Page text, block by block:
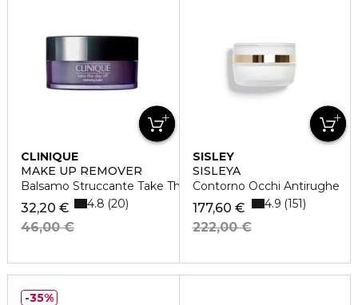
CLINIQUE
MAKE UP REMOVER
Balsamo Struccante Take The Day Off
32,20 €
46,00 €
4.8 20
SISLEY
SISLEYA
Contorno Occhi Antirughe
177,60 €
222,00 €
4.9 151
35%